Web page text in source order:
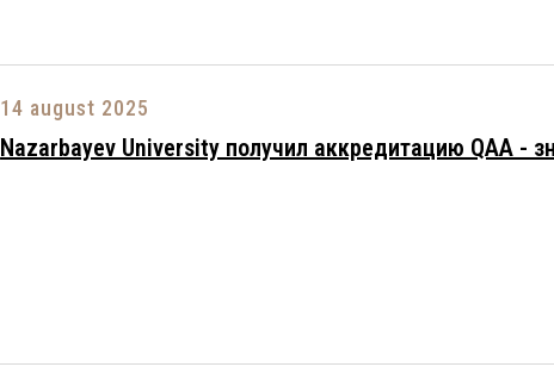
14 august 2025
Nazarbayev University получил аккредитацию QAA -